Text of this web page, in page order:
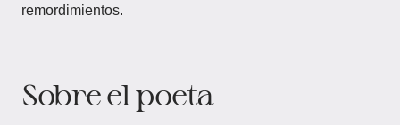
remordimientos.
Sobre el poeta